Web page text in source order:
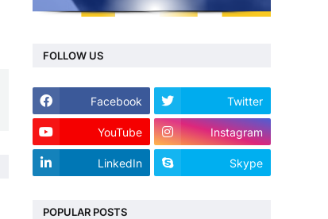
FOLLOW US
Facebook Twitter
YouTube Instagram
LinkedIn Skype
POPULAR POSTS